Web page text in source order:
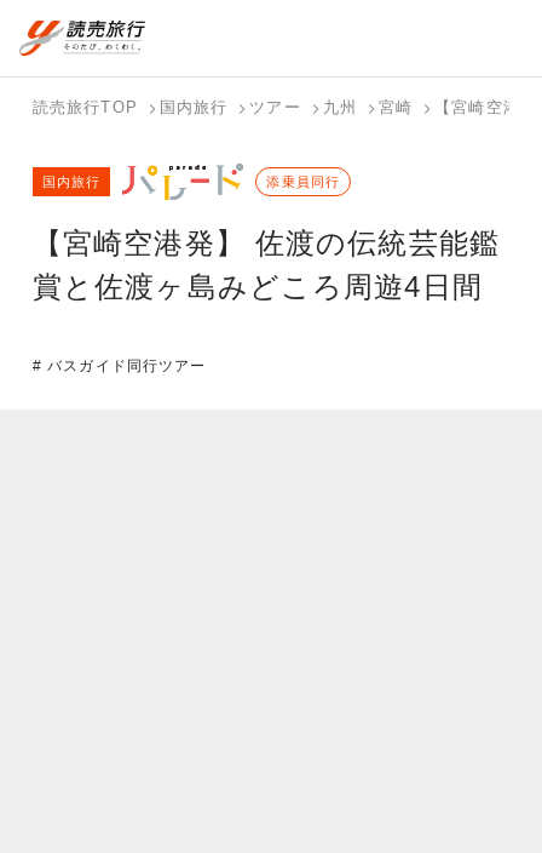
国内旅行トップ
バスツアー
を探す
個人旅行
（ブーケ）を探す
テーマから写真から探
海外旅行トップ
海外特集か
ら探す
テーマから
探す
す
読売旅行TOP 国内旅行 ツアー 九州 宮崎 【宮崎空港発
【宮崎空港発】 佐渡の伝統芸能鑑
賞と佐渡ヶ島みどころ周遊4日間
国内旅行 添乗員同行
# バスガイド同行ツアー